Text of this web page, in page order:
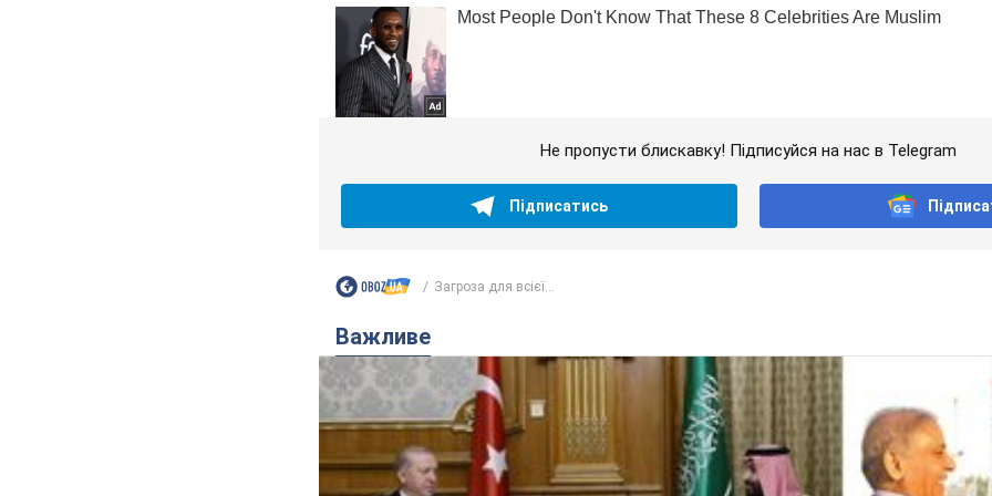
Не пропусти блискавку! Підписуйся на нас в Telegram
Підписатись
Загроза для всієї...
Важливе